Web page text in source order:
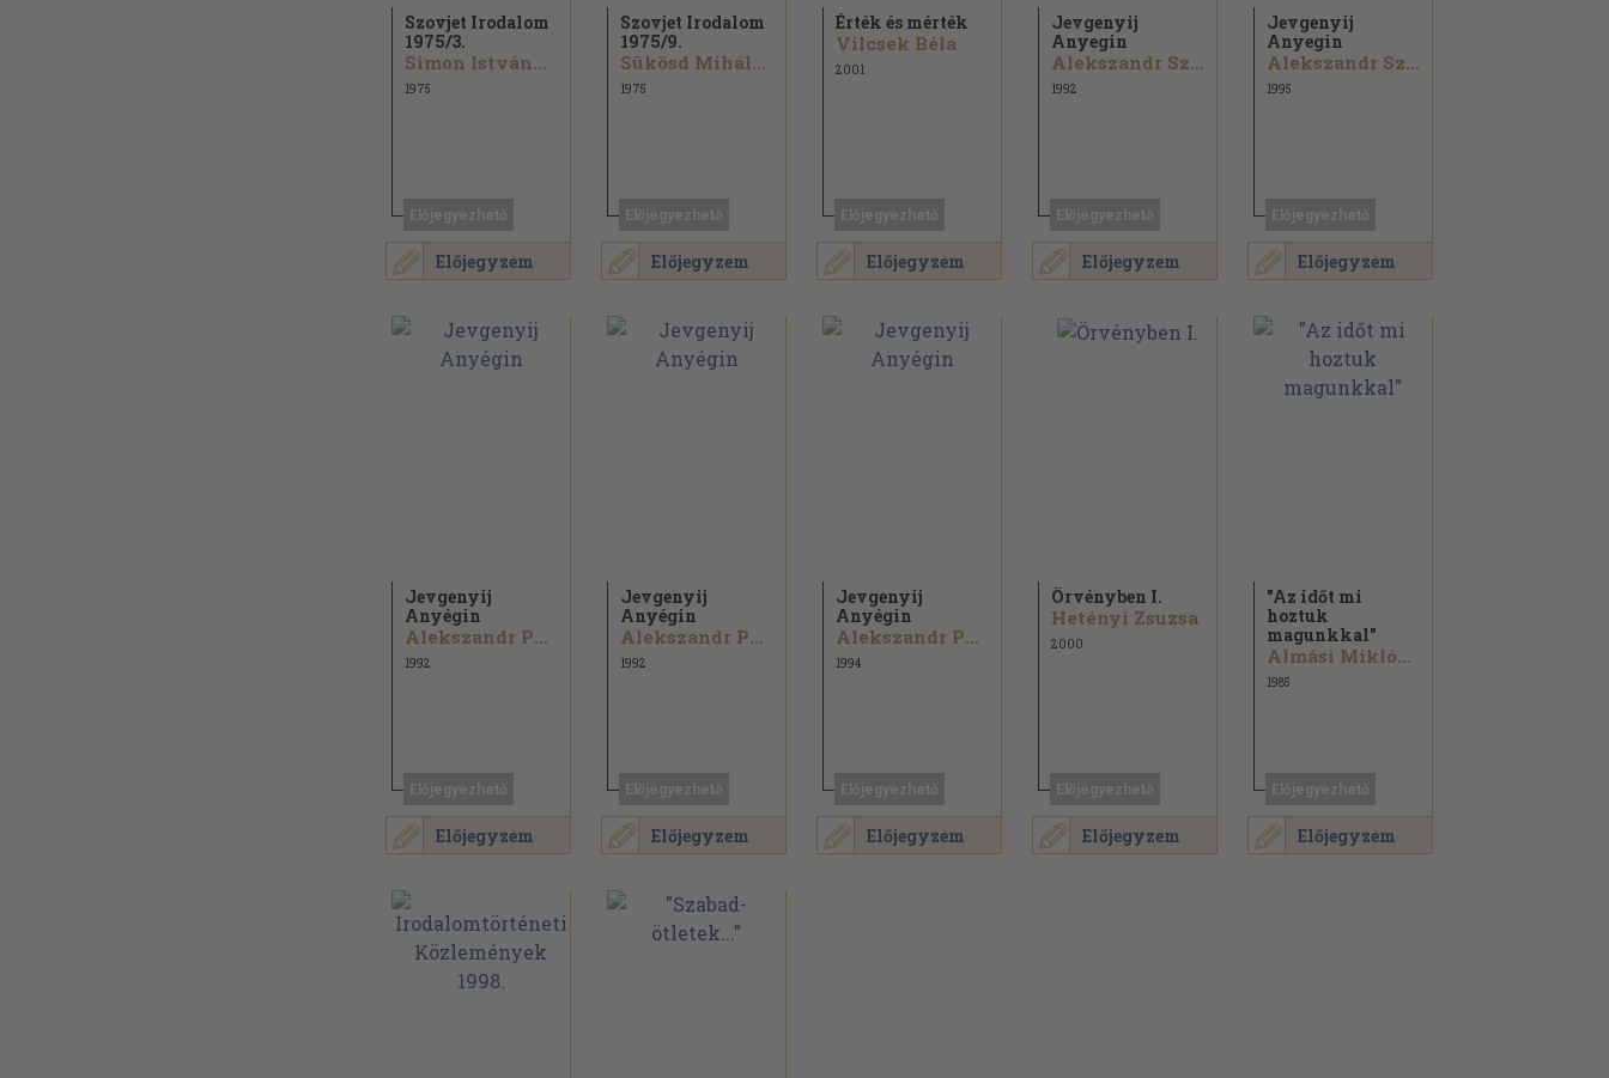
Előjegyzem
Szovjet Irodalom
1975/3.
Simon István...
1975
Előjegyzem
Szovjet Irodalom
1975/9.
Sükösd Mihály...
1975
Előjegyzem
Érték és mérték
Vilcsek Béla
2001
Előjegyzem
Jevgenyij
Anyegin
Alekszandr Szergejevics Puskin
1992
Előjegyzem
Jevgenyij
Anyegin
Alekszandr Szergejevics Puskin
1995
Előjegyzem
Jevgenyij
Anyégin
Alekszandr Puskin
1992
Előjegyzem
Jevgenyij
Anyégin
Alekszandr Puskin
1992
Előjegyzem
Jevgenyij
Anyégin
Alekszandr Puskin
1994
Előjegyzem
Örvényben I.
Hetényi Zsuzsa
2000
Előjegyzem
"Az időt mi
hoztuk
magunkkal"
Almási Miklós...
1985